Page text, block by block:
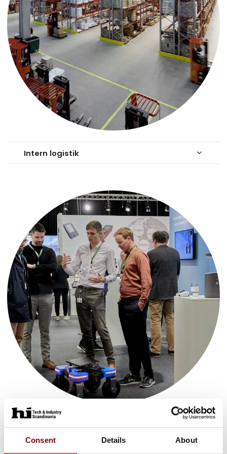
Consent Details About
Intern logistik keyboard_arrow_down
EOT - Electronics of Tomorrow keyboard_arrow_down